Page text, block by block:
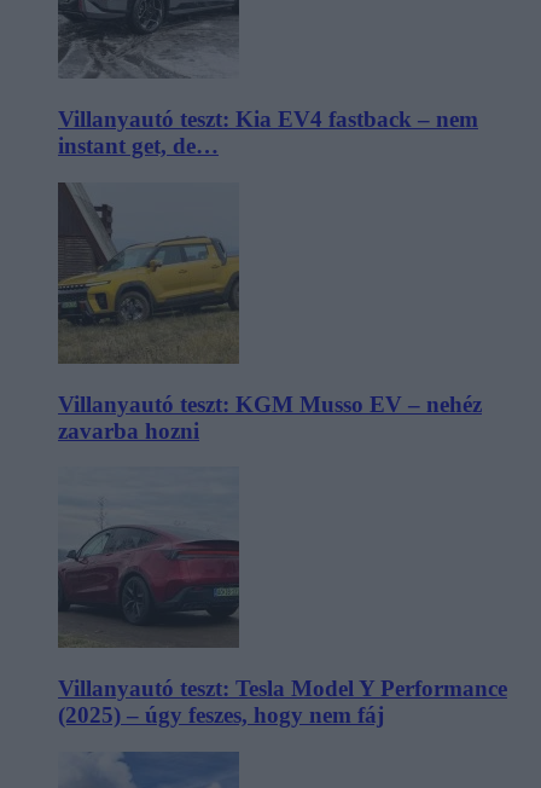
Villanyautó teszt: Kia EV4 fastback – nem
instant get, de…
Villanyautó teszt: KGM Musso EV – nehéz
zavarba hozni
Villanyautó teszt: Tesla Model Y Performance
(2025) – úgy feszes, hogy nem fáj